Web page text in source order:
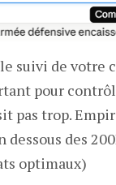
suivi de votre
pour
pas trop.
dessous des
optimaux)